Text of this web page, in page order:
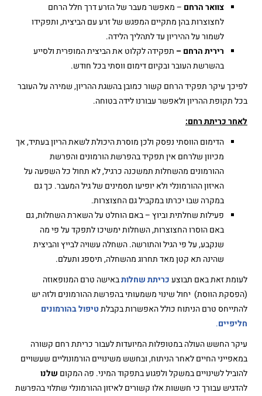
צוואר הרחם – מאפשר מעבר של הזרע דרך חלל הרחם
לחצוצרות בהן מתקיים המפגש של זרע עם הביצית, ותפקידו
לשמור על ההיריון עד לתהליך הלידה.
רירית הרחם – תפקידה לקלוט את הביצית המופרית ולסייע
בהשרשת העובר ובקיום דימום ווסתי בכל חודש.
לפיכך עיקר תפקיד הרחם קשור כמובן בהשגת ההריון, שמירה על העובר
בכל תקופת ההריון ולאפשר עבורנו לידה בטוחה.
לאחר כריתת רחם:
הדימום הווסתי נפסק ולכן מוסרת היכולת לשאת הריון בעתיד, אך
מכיוון שלרחם אין תפקיד בהפרשת הורמונים והפרשת
ההורמונים מהשחלות תמשכנה כרגיל, לא תחול כל השפעה על
האיזון ההורמונלי ולא יופיעו תסמינים של גיל המעבר. כך גם
במקרה שבו יכרתו במקביל גם החצוצרות.
פעילות שחלתית וביוץ – באם הוחלט על השארת השחלות, גם
באם הוסרו החצוצרות, השחלות ימשיכו לתפקד על פי מה
שנקבע, על פי הגיל והתורשה. השחלה עשויה לבייץ והביצית
שהינה תא קטן מאד תחרוג מהשחלה, תיספג ותעלם.
לעומת זאת באם תבוצעכריתת שחלותבאישה טרם המנופאוזה
(הפסקת הווסת) יחול שינוי משמעותי בהפרשת ההורמונים ולזה יש
להתייחס טרם הניתוח כולל האפשרות בקבלתטיפול בהורמונים
חליפיים.
עיקר החשש העולה במטופלות המיועדות לעבור כריתת רחם קשורה
במאפייני החיים לאחר הניתוח, ובחשש משינויים הורמונוליים שעשויים
להוביל לשינויים במשקל ולפגוע בתפקוד המיני. פה המקום שלנו
להדגיש עבורך כי חששות אלו קשורים לאיזון ההורמונלי שתלוי בהפרשת